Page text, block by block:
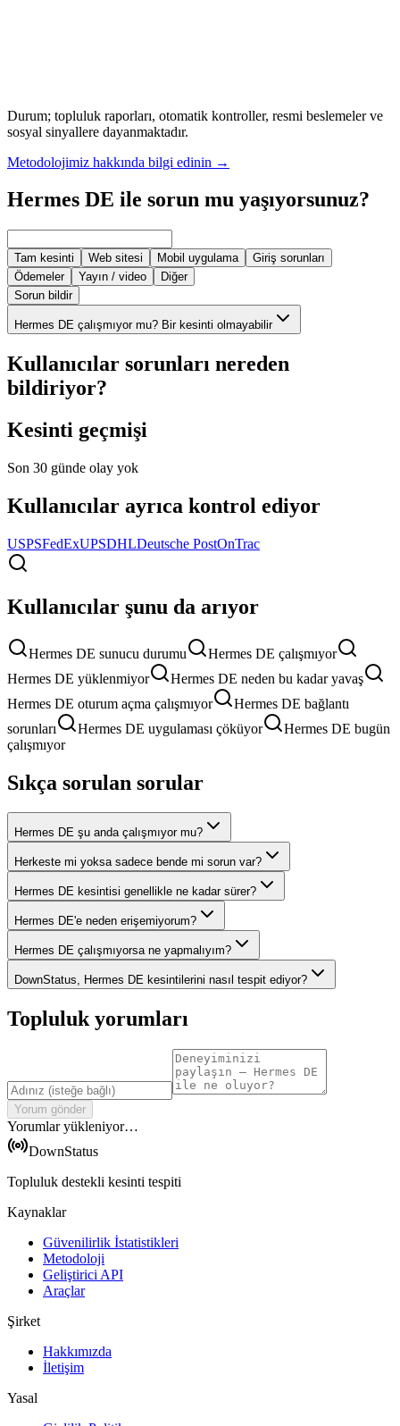
Durum; topluluk raporları, otomatik kontroller, resmi beslemeler ve
sosyal sinyallere dayanmaktadır.
Metodolojimiz hakkında bilgi edinin →
Hermes DE ile sorun mu yaşıyorsunuz?
Tam kesinti Web sitesi Mobil uygulama
Giriş sorunları
Ödemeler
Yayın / video
Diğer
Sorun bildir
Hermes DE çalışmıyor mu? Bir kesinti olmayabilir
Kullanıcılar sorunları nereden
bildiriyor?
Kesinti geçmişi
Son 30 günde olay yok
Kullanıcılar ayrıca kontrol ediyor
USPSFedExUPSDHLDeutsche PostOnTrac
Kullanıcılar şunu da arıyor
Hermes DE sunucu durumu
Hermes DE çalışmıyor
Hermes DE yüklenmiyor
Hermes DE neden bu kadar yavaş
Hermes DE oturum açma çalışmıyor
Hermes DE bağlantı
sorunları
Hermes DE uygulaması çöküyor
Hermes DE bugün
çalışmıyor
Sıkça sorulan sorular
Hermes DE şu anda çalışmıyor mu?
Herkeste mi yoksa sadece bende mi sorun var?
Hermes DE kesintisi genellikle ne kadar sürer?
Hermes DE'e neden erişemiyorum?
Hermes DE çalışmıyorsa ne yapmalıyım?
DownStatus, Hermes DE kesintilerini nasıl tespit ediyor?
Topluluk yorumları
Yorum gönder
Yorumlar yükleniyor…
DownStatus
Topluluk destekli kesinti tespiti
Kaynaklar
Güvenilirlik İstatistikleri
Metodoloji
Geliştirici API
Araçlar
Şirket
Hakkımızda
İletişim
Yasal